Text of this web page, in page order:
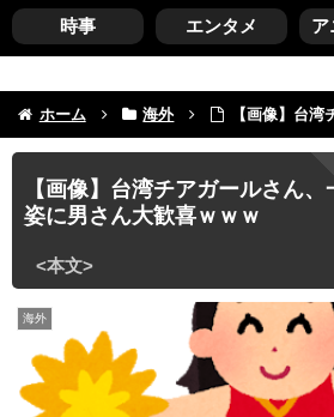
時事 エンタメ ア
ホーム 海外 【画像】台
【画像】台湾チアガールさん
姿に男さん大歓喜ｗｗｗ
海外